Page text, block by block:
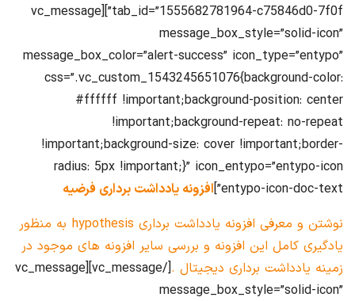
tab_id=”1555682781964-c75846d0-7f0f”][vc_message
message_box_style=”solid-icon”
message_box_color=”alert-success” icon_type=”entypo”
css=”.vc_custom_1543245651076{background-color:
#ffffff !important;background-position: center
!important;background-repeat: no-repeat
!important;background-size: cover !important;border-
radius: 5px !important;}” icon_entypo=”entypo-icon
entypo-icon-doc-text”] افزونه یادداشت برداری فرضیه
نوشتن و معرفی افزونه یادداشت برداری hypothesis به منظور
یادگیری کامل این افزونه و بررسی سایر افزونه های موجود در
زمینه یادداشت برداری دیجیتال .
[/vc_message][vc_message
message_box_style=”solid-icon”